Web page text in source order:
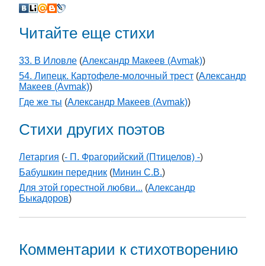
Читайте еще стихи
33. В Иловле (Александр Макеев (Avmak))
54. Липецк. Картофеле-молочный трест (Александр
Макеев (Avmak))
Где же ты (Александр Макеев (Avmak))
Стихи других поэтов
Летаргия (- П. Фрагорийский (Птицелов) -)
Бабушкин передник (Минин С.В.)
Для этой горестной любви... (Александр
Быкадоров)
Комментарии к стихотворению